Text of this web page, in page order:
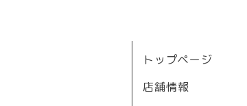
トップページ
店舗情報